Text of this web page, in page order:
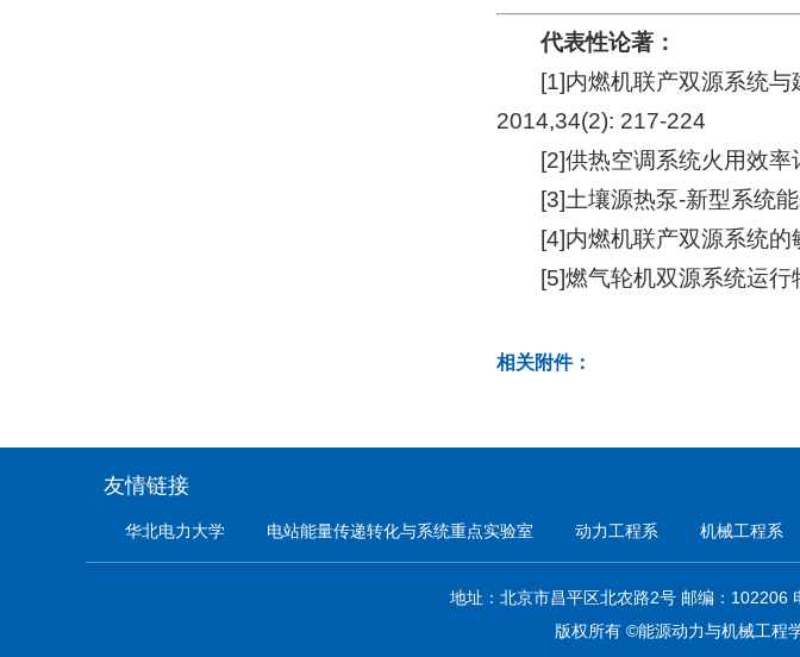
代表性论著：
[1]内燃机联产双源系统
2014,34(2): 217-224
[2]供热空调系统火用效
[3]土壤源热泵-新型系统
[4]内燃机联产双源系统
[5]燃气轮机双源系统运
相关附件：
友情链接
华北电力大学 电站能量传递转化与系统重点实验室 动力工程系 机械工程系
地址：北京市昌平区北农路2号 邮编：
版权所有 ©能源动力与机械工程